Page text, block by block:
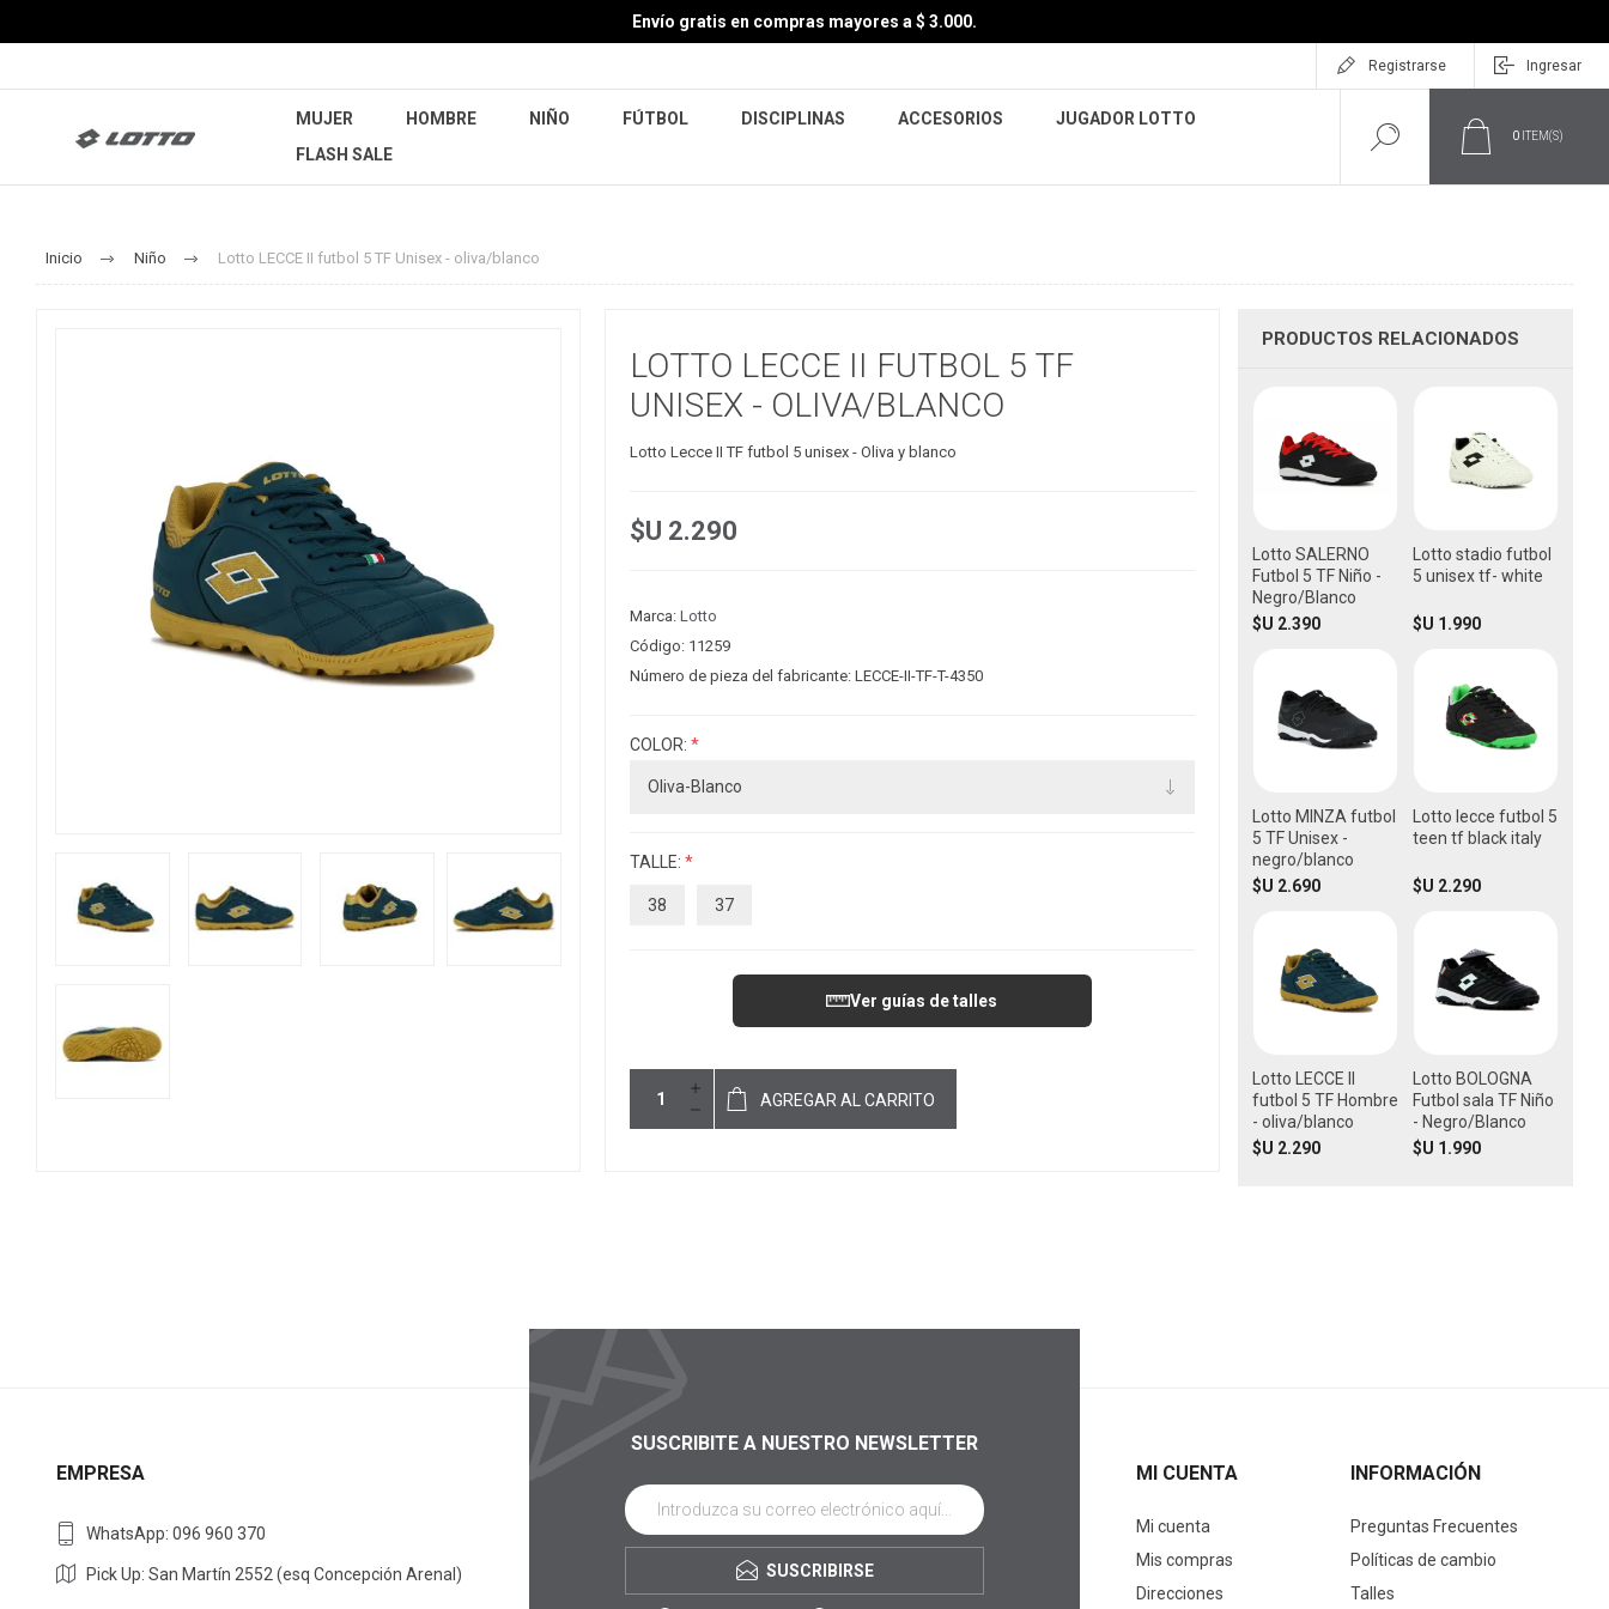
Envío gratis en compras mayores a $ 3.000.
Registrarse Ingresar
MUJER HOMBRE NIÑO FÚTBOL DISCIPLINAS ACCESORIOS
JUGADOR LOTTO
FLASH SALE
0 ITEM(S)
Inicio Niño Lotto LECCE II futbol 5 TF Unisex - oliva/blanco
LOTTO LECCE II FUTBOL 5 TF
UNISEX - OLIVA/BLANCO
Lotto Lecce II TF futbol 5 unisex - Oliva y blanco
$U 2.290
Marca: Lotto
Código: 11259
Número de pieza del fabricante: LECCE-II-TF-T-4350
COLOR: *
TALLE: *
38 37
Ver guías de talles
AGREGAR AL CARRITO
PRODUCTOS RELACIONADOS
Lotto SALERNO
Futbol 5 TF Niño -
Negro/Blanco
$U 2.390
Lotto stadio futbol
5 unisex tf- white
$U 1.990
Lotto MINZA futbol
5 TF Unisex -
negro/blanco
$U 2.690
Lotto lecce futbol 5
teen tf black italy
$U 2.290
Lotto LECCE II
futbol 5 TF Hombre
- oliva/blanco
$U 2.290
Lotto BOLOGNA
Futbol sala TF Niño
- Negro/Blanco
$U 1.990
SUSCRIBITE A NUESTRO NEWSLETTER
SUSCRIBIRSE
EMPRESA
WhatsApp: 096 960 370
Pick Up: San Martín 2552 (esq Concepción Arenal)
MI CUENTA
Mi cuenta
Mis compras
Direcciones
INFORMACIÓN
Preguntas Frecuentes
Políticas de cambio
Talles